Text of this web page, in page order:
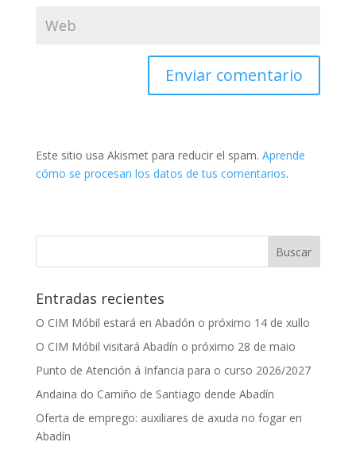
Este sitio usa Akismet para reducir el spam. Aprende
cómo se procesan los datos de tus comentarios.
Entradas recientes
O CIM Móbil estará en Abadón o próximo 14 de xullo
O CIM Móbil visitará Abadín o próximo 28 de maio
Punto de Atención á Infancia para o curso 2026/2027
Andaina do Camiño de Santiago dende Abadín
Oferta de emprego: auxiliares de axuda no fogar en
Abadín